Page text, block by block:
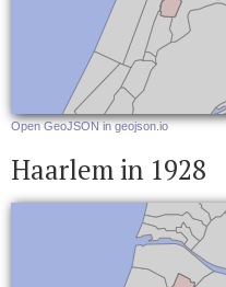
Open GeoJSON in geojson.io
Haarlem in 1928